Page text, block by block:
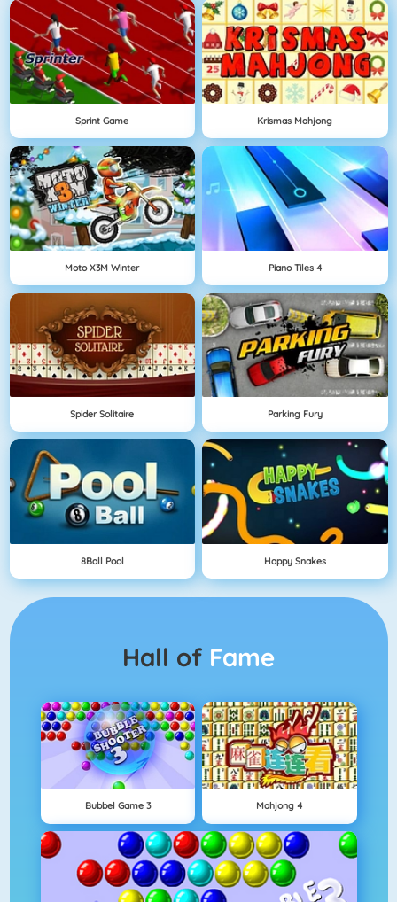
Sprint Game Krismas Mahjong
Moto X3M Winter Piano Tiles 4
Spider Solitaire Parking Fury
8Ball Pool Happy Snakes
Hall of Fame
Bubbel Game 3 Mahjong 4